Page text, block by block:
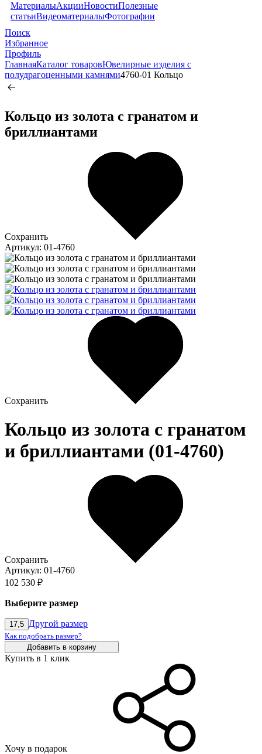
МатериалыАкцииНовостиПолезные
статьиВидеоматериалыФотографии
Поиск
Избранное
Профиль
ГлавнаяКаталог товаровЮвелирные изделия с
полудрагоценными камнями4760-01 Кольцо
Кольцо из золота c гранатом и
бриллиантами
Сохранить
Артикул: 01-4760
Сохранить
Кольцо из золота c гранатом
и бриллиантами (01-4760)
Сохранить
Артикул: 01-4760
102 530 ₽
Выберите размер
17,5 Другой размер
Как подобрать размер?
Добавить в корзину
Купить в 1 клик
Хочу в подарок